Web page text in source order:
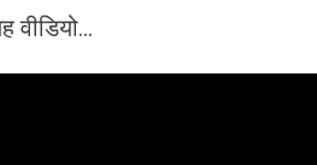
वीडियो…